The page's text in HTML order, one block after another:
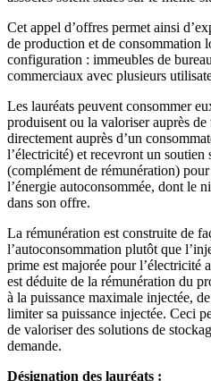
Cet appel d’offres permet ainsi
de production et de consommation
configuration : immeubles de
commerciaux avec plusieurs
Les lauréats peuvent consommer
produisent ou la valoriser auprès
directement auprès d’un
l’électricité) et recevront un soutien
(complément de rémunération)
l’énergie autoconsommée, dont le
dans son offre.
La rémunération est construite de
l’autoconsommation plutôt que
prime est majorée pour l’électricité
est déduite de la rémunération du
à la puissance maximale injectée,
limiter sa puissance injectée. Ceci
de valoriser des solutions de
demande.
Désignation des lauréats :